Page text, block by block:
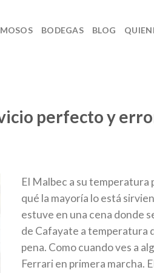
BODEGAS BLOG
perfecto y
El Malbec a su temperatura
qué la mayoría lo está
estuve en una cena donde
de Cafayate a temperatura
pena. Como cuando ves a
Ferrari en primera marcha.